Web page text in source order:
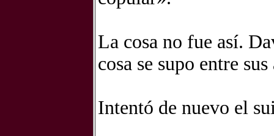
La cosa no fue así.
cosa se supo entre
Intentó de nuevo el